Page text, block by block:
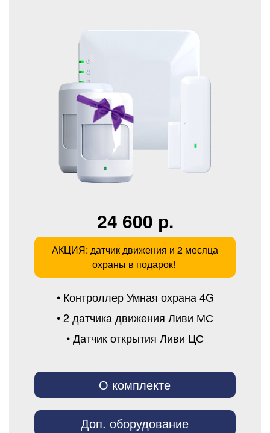
24 600 р.
АКЦИЯ: датчик движения и 2 месяца
охраны в подарок!
• Контроллер Умная охрана 4G
• 2 датчика движения Ливи МС
• Датчик открытия Ливи ЦС
О комплекте
Доп. оборудование